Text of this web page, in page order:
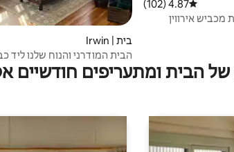
דירוג ממוצע של 4.87 מתוך 5, 102 ביקורות
4.87 (102)
אירווין
בית | Irwin
הבית המודרני והנוח שלנו ליד
הבית ומתעריפים חודשיים